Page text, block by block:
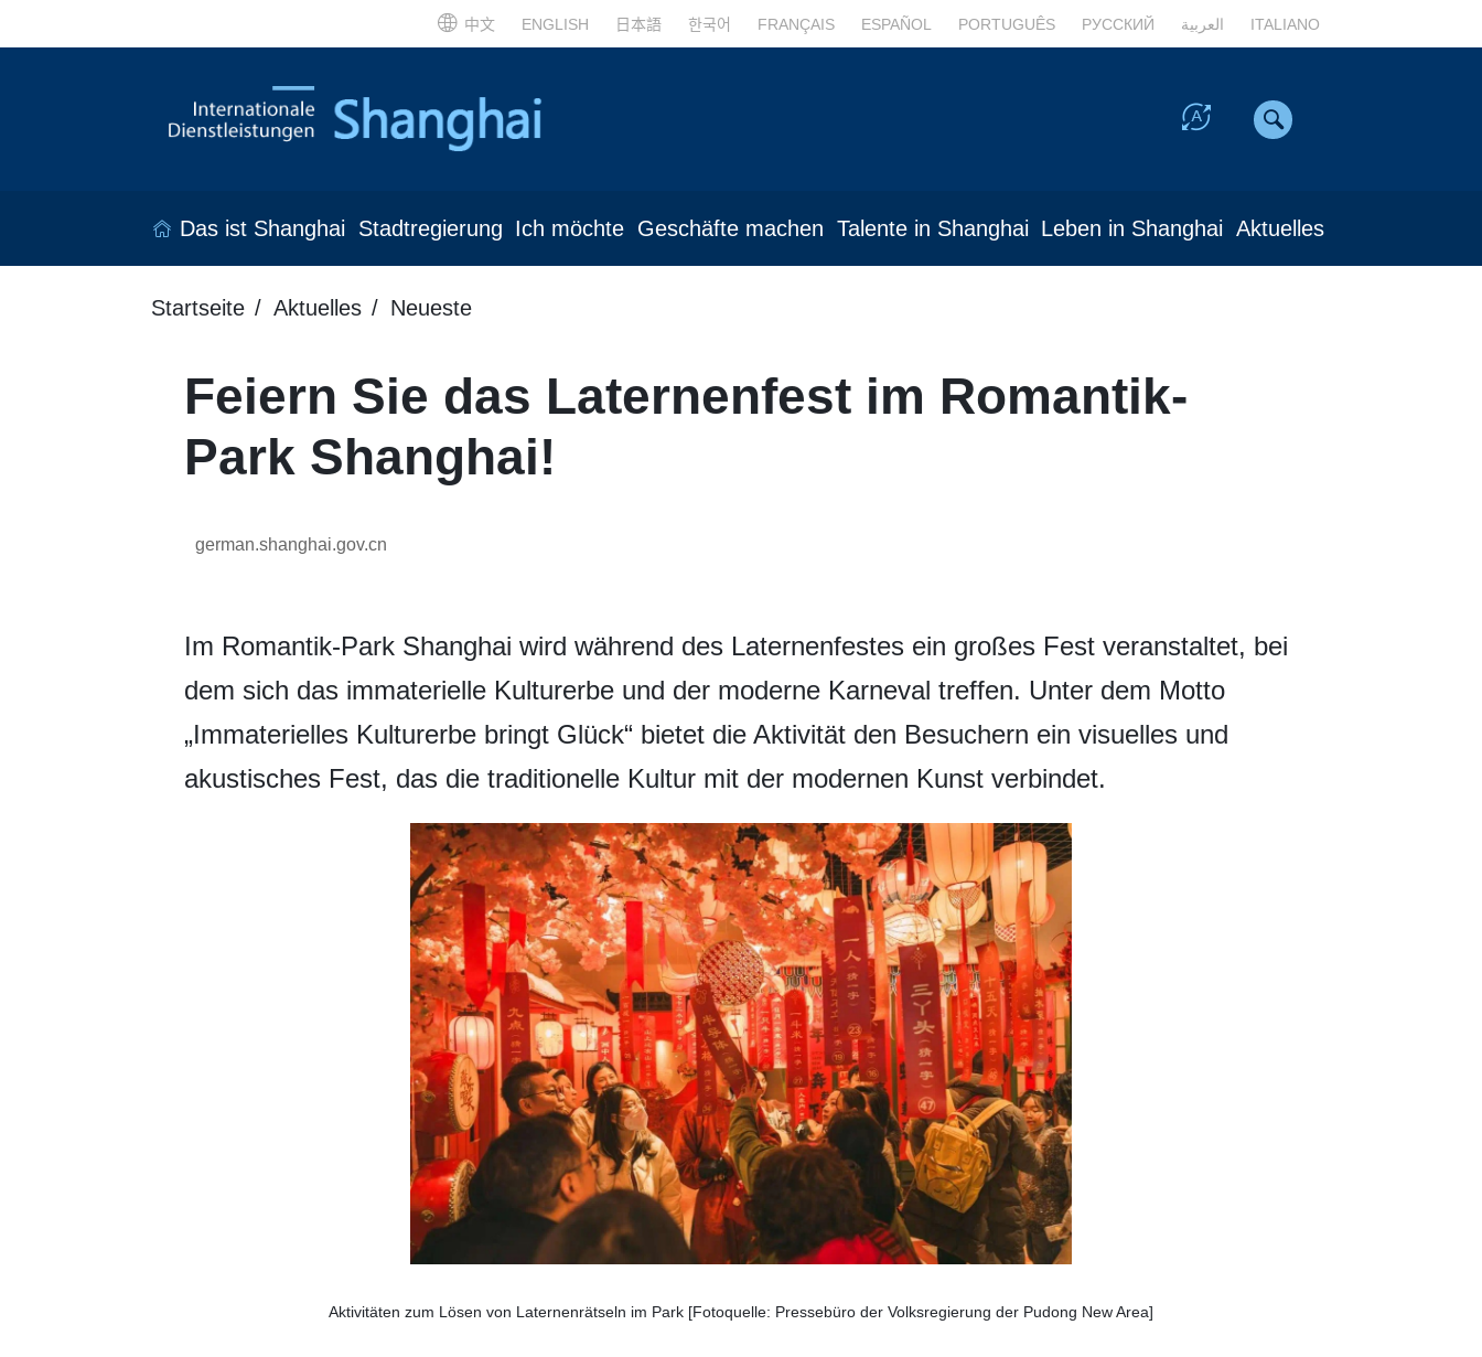
中文 ENGLISH 日本語 한국어 FRANÇAIS ESPAÑOL PORTUGUÊS РУССКИЙ العربية ITALIANO
Das ist Shanghai Stadtregierung Ich möchte Geschäfte machen Talente in Shanghai Leben in Shanghai Aktuelles
Startseite Aktuelles Neueste
Feiern Sie das Laternenfest im Romantik-
Park Shanghai!
german.shanghai.gov.cn
Im Romantik-Park Shanghai wird während des Laternenfestes ein großes Fest veranstaltet, bei
dem sich das immaterielle Kulturerbe und der moderne Karneval treffen. Unter dem Motto
„Immaterielles Kulturerbe bringt Glück“ bietet die Aktivität den Besuchern ein visuelles und
akustisches Fest, das die traditionelle Kultur mit der modernen Kunst verbindet.
Aktivitäten zum Lösen von Laternenrätseln im Park [Fotoquelle: Pressebüro der Volksregierung der Pudong New Area]